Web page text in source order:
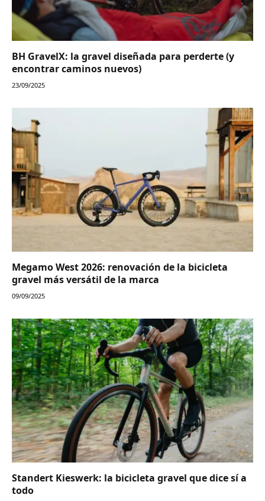
BH GravelX: la gravel diseñada para perderte (y
encontrar caminos nuevos)
23/09/2025
Megamo West 2026: renovación de la bicicleta
gravel más versátil de la marca
09/09/2025
Standert Kieswerk: la bicicleta gravel que dice sí a
todo